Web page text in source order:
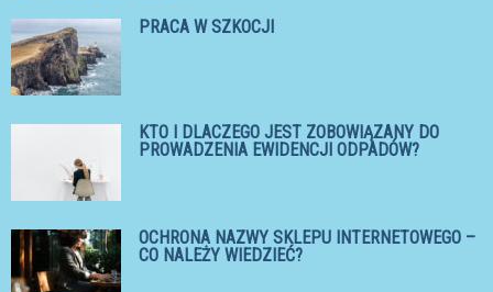
PRACA W SZKOCJI
KTO I DLACZEGO JEST ZOBOWIĄZANY DO
PROWADZENIA EWIDENCJI ODPADÓW?
OCHRONA NAZWY SKLEPU INTERNETOWEGO –
CO NALEŻY WIEDZIEĆ?